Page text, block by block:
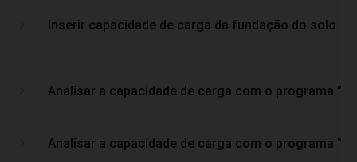
Inserir capacidade de carga da fundação do solo
Analisar a capacidade de carga com o programa
Analisar a capacidade de carga com o programa